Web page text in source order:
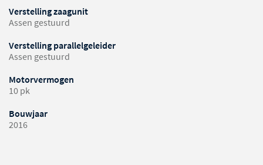
Verstelling zaagunit
Assen gestuurd
Verstelling parallelgeleider
Assen gestuurd
Motorvermogen
10 pk
Bouwjaar
2016